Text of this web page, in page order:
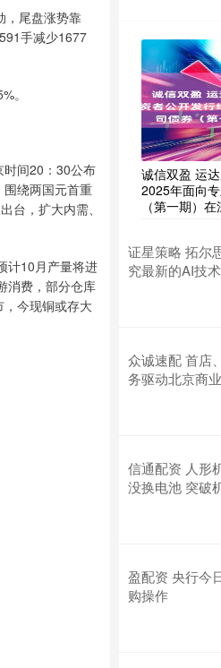
尾盘涨势靠
手减少1677
。
间20：30公布
绕两国元首重
台，扩大内需、
10月产量将进
消费，部分仓库
今现铜或存大
诚信双盈 运
2025年面向
（第一期）
证星策略 拓尔
究最新的AI技术
众诚速配 首店
务驱动北京商
信通配资 人形
没换电池 突破
盈配资 央行今
购操作